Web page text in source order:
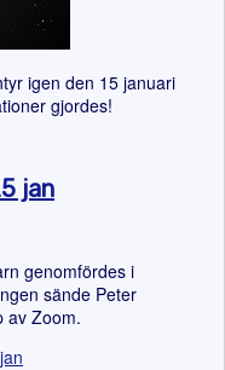
igen den 15 januari
gjordes!
jan
genomfördes i
sände Peter
av Zoom.